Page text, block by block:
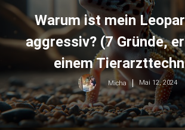
Warum ist mein
aggressiv? (7 Gründe,
einem
Micha Mai 12, 2024